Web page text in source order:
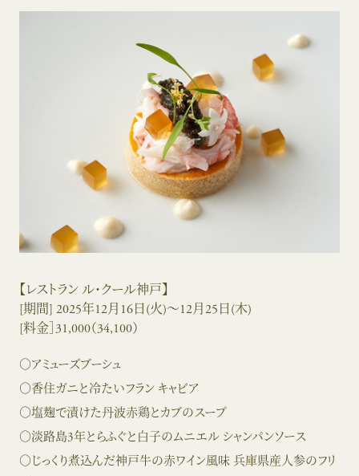
【レストラン ル・クール神戸】
[期間] 2025年12月16日(火)～12月25日(木)
[料金］31,000（34,100）
○アミューズブーシュ
○香住ガニと冷たいフラン キャビア
○塩麹で漬けた丹波赤鶏とカブのスープ
○淡路島3年とらふぐと白子のムニエル シャンパンソース
○じっくり煮込んだ神戸牛の赤ワイン風味 兵庫県産人参のフリ